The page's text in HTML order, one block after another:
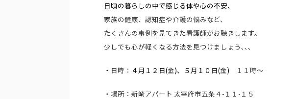
日頃の暮らしの中で感じる体や心の不安、
家族の健康、認知症や介護の悩みなど、
たくさんの事例を見てきた看護師がお聴きします。
少しでも心が軽くなる方法を見つけましょう､､､
・日時： ４月１２日(金)、 ５月１０日(金) １１時～
・場所：新崎アパート 太宰府市五条４-１１-１５